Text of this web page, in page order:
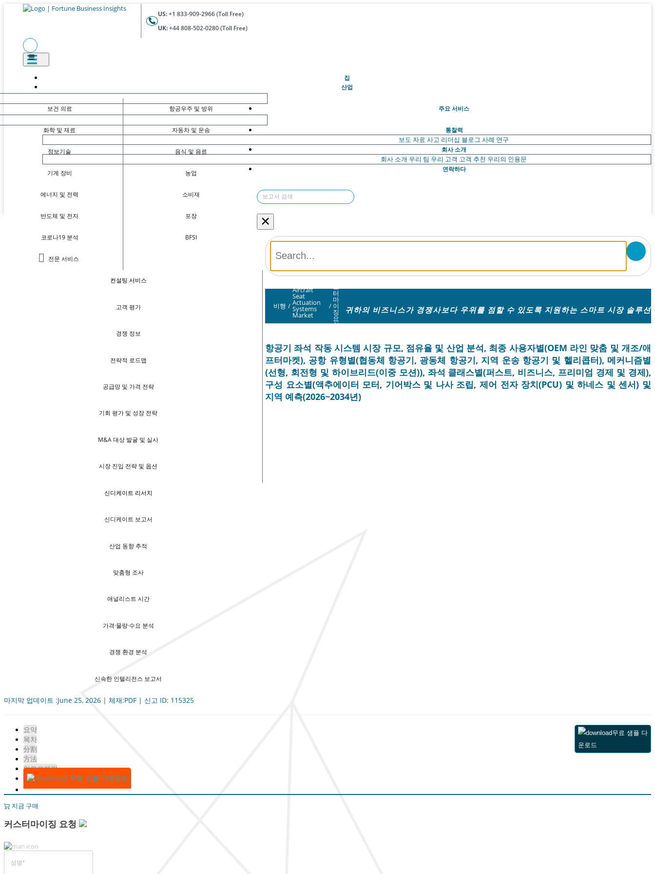
US:+1 833-909-2966 (Toll Free)
UK:+44 808-502-0280 (Toll Free)
집(현재의)
산업
보건 의료
화학 및 재료
정보기술
기계 장비
에너지 및 전력
반도체 및 전자
코로나19 분석
전문 서비스
항공우주 및 방위
자동차 및 운송
음식 및 음료
농업
소비재
포장
BFSI
주요 서비스
컨설팅 서비스
고객 평가
경쟁 정보
전략적 로드맵
공급망 및 가격 전략
기회 평가 및 성장 전략
M&A 대상 발굴 및 실사
시장 진입 전략 및 옵션
신디케이트 리서치
신디케이트 보고서
산업 동향 추적
맞춤형 조사
애널리스트 시간
가격·물량·수요 분석
경쟁 환경 분석
신속한 인텔리전스 보고서
통찰력
보도 자료 사고 리더십 블로그 사례 연구
회사 소개
회사 소개 우리 팀 우리 고객 고객 추천 우리의 인용문
연락하다
×
비행 /
Aircraft
Seat
Actuation
Systems
Market
/
스
터
마
이
징
요
청
귀하의 비즈니스가 경쟁사보다 우위를 점할 수 있도록 지원하는 스마트 시장 솔루션
항공기 좌석 작동 시스템 시장 규모, 점유율 및 산업 분석, 최종 사용자별(OEM 라인 맞춤 및 개조/애
프터마켓), 공항 유형별(협동체 항공기, 광동체 항공기, 지역 운송 항공기 및 헬리콥터), 메커니즘별
(선형, 회전형 및 하이브리드(이중 모션)), 좌석 클래스별(퍼스트, 비즈니스, 프리미엄 경제 및 경제),
구성 요소별(액추에이터 모터, 기어박스 및 나사 조립, 제어 전자 장치(PCU) 및 하네스 및 센서) 및
지역 예측(2026~2034년)
마지막 업데이트 :June 25, 2026 | 체재:PDF | 신고 ID: 115325
요약
목차
分割
方法
인포그래픽
무료 샘플 다운로드
무료 샘플 다
운로드
지금 구매
커스터마이징 요청